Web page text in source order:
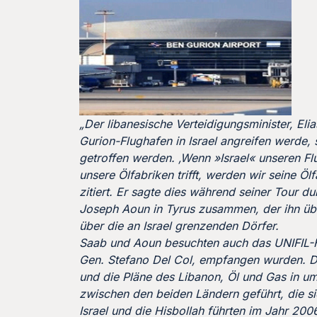
„Der libanesische Verteidigungsminister,
Gurion-Flughafen in Israel angreifen
getroffen werden. ‚Wenn »Israel« unseren
unsere Ölfabriken trifft, werden wir seine
zitiert. Er sagte dies während seiner Tour
Joseph Aoun in Tyrus zusammen, der ihn
über die an Israel grenzenden Dörfer.
Saab und Aoun besuchten auch das
Gen. Stefano Del Col, empfangen wurden.
und die Pläne des Libanon, Öl und Gas in
zwischen den beiden Ländern geführt, die
Israel und die Hisbollah führten im Jahr